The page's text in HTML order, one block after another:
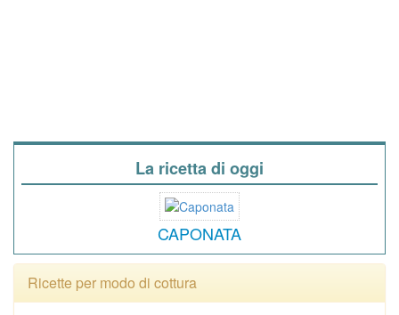
La ricetta di oggi
CAPONATA
Ricette per modo di cottura